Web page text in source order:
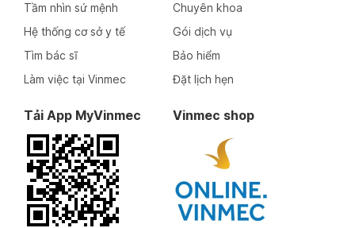
Tầm nhìn sứ mệnh
Hệ thống cơ sở y tế
Tìm bác sĩ
Làm việc tại Vinmec
Chuyên khoa
Gói dịch vụ
Bảo hiểm
Đặt lịch hẹn
Tải App MyVinmec Vinmec shop